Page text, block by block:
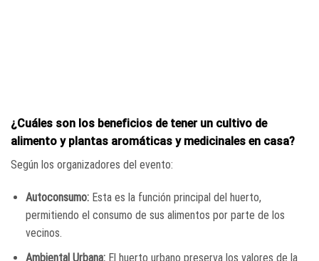
¿Cuáles son los beneficios de tener un cultivo de
alimento y plantas aromáticas y medicinales en casa?
Según los organizadores del evento:
Autoconsumo: Esta es la función principal del huerto,
permitiendo el consumo de sus alimentos por parte de los
vecinos.
Ambiental Urbana: El huerto urbano preserva los valores de la